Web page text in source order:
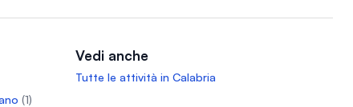
(1)
Vedi anche
Tutte le attività in Calabria